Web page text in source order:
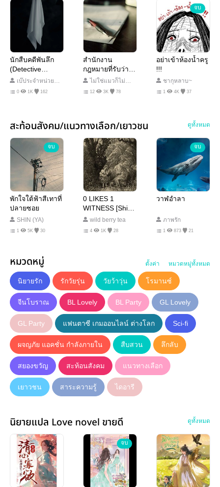
นักสืบคดีพันลึก
(Detective
Exorcist)
เบ๊ประจำหน่วย
พันลึก
0 1K 162
สำนักงาน
กฎหมายที่รับว่า
ความให้คนตาย
นั่นน่ะ
ไม่ใช่แมวก็ไม่
เป็นไรหรอกนะ
12 3K 78
จบ
อย่าเข้าห้องน้ำครู
!!!
ชากุหลาบ~
1 4K 37
สะท้อนสังคม/แนวทางเลือก/เยาวชน ดูทั้งหมด
จบ
พักใจใต้ฟ้าสีเทาที่
ปลายซอย
SHIN (YA)
1 5K 30
0 LIKES 1
WITNESS [Shine
Publishing]
wild berry tea
4 1K 28
จบ
วาฬอำลา
ภาพรัก
1 873 21
หมวดหมู่ ตั้งค่า หมวดหมู่ทั้งหมด
นิยายรัก รักวัยรุ่น วัยว้าวุ่น โรมานซ์
จีนโบราณ BL Lovely BL Party GL Lovely
GL Party แฟนตาซี เกมออนไลน์ ต่างโลก Sci-fi
ผจญภัย แอคชั่น กำลังภายใน สืบสวน ลึกลับ
สยองขวัญ สะท้อนสังคม แนวทางเลือก
เยาวชน สาระความรู้ ไดอารี
นิยายแปล Love novel ขายดี ดูทั้งหมด
จบ